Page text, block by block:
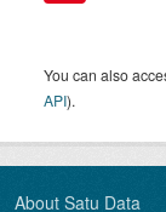
You can also
API).
About Satu Data